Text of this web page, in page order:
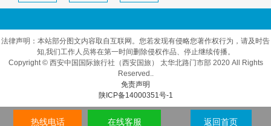
法律声明：本站部分图文内容取自互联网。您若发现有侵略您著作权行为，请及时告
知,我们工作人员将在第一时间删除侵权作品、停止继续传播。
Copyright © 西安中国国际旅行社（西安国旅） 太华北路门市部 2020 All Rights
Reserved..
免责声明
陕ICP备14000351号-1
热线电话 在线客服 返回首页